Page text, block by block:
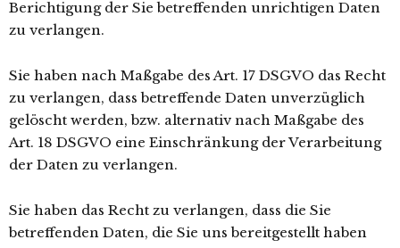
Berichtigung der Sie betreffenden unrichtigen Daten
zu verlangen.
Sie haben nach Maßgabe des Art. 17 DSGVO das Recht
zu verlangen, dass betreffende Daten unverzüglich
gelöscht werden, bzw. alternativ nach Maßgabe des
Art. 18 DSGVO eine Einschränkung der Verarbeitung
der Daten zu verlangen.
Sie haben das Recht zu verlangen, dass die Sie
betreffenden Daten, die Sie uns bereitgestellt haben